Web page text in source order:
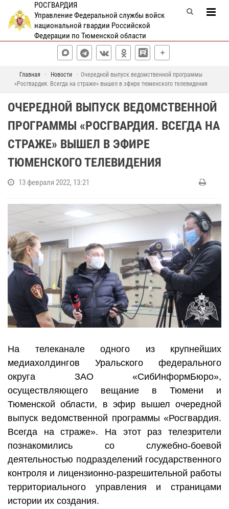
РОСГВАРДИЯ
Управление Федеральной службы войск
национальной гвардии Российской
Федерации по Тюменской области
Главная Новости
Очередной выпуск ведомственной программы
«Росгвардия. Всегда на страже» вышел в эфире тюменского телевидения
ОЧЕРЕДНОЙ ВЫПУСК ВЕДОМСТВЕННОЙ
ПРОГРАММЫ «РОСГВАРДИЯ. ВСЕГДА НА
СТРАЖЕ» ВЫШЕЛ В ЭФИРЕ
ТЮМЕНСКОГО ТЕЛЕВИДЕНИЯ
13 февраля 2022, 13:21
На телеканале одного из крупнейших
медиахолдингов Уральского федерального
округа ЗАО «СибИнформБюро»,
осуществляющего вещание в Тюмени и
Тюменской области, в эфир вышел очередной
выпуск ведомственной программы «Росгвардия.
Всегда на страже». На этот раз телезрители
познакомились со служебно-боевой
деятельностью подразделений государственного
контроля и лицензионно-разрешительной работы
территориального управления и страницами
истории их создания.